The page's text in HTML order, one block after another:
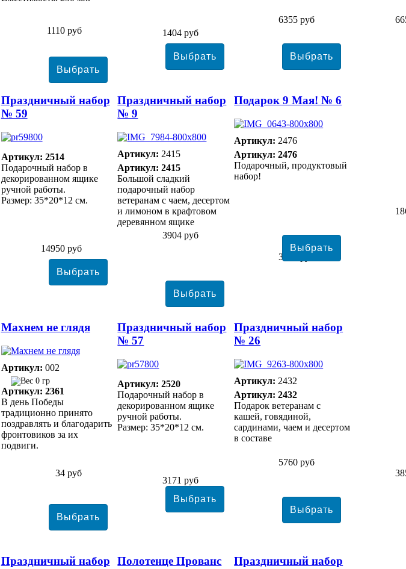
1110 руб 1404 руб
6355 руб
14950 руб
Праздничный набор
№ 59
Артикул: 2514
Подарочный набор в
декорированном ящике
ручной работы.
Размер: 35*20*12 см.
3904 руб
Праздничный набор
№ 9
Артикул: 2415
Артикул: 2415
Большой сладкий
подарочный набор
ветеранам с чаем, десертом
и лимоном в крафтовом
деревянном ящике
3807 руб
Подарок 9 Мая! № 6
Артикул: 2476
Артикул: 2476
Подарочный, продуктовый
набор!
34 руб
Махнем не глядя
Артикул: 002
0 гр
Артикул: 2361
В день Победы
традиционно принято
поздравлять и благодарить
фронтовиков за их
подвиги.
3171 руб
Праздничный набор
№ 57
Артикул: 2520
Подарочный набор в
декорированном ящике
ручной работы.
Размер: 35*20*12 см.
5760 руб
Праздничный набор
№ 26
Артикул: 2432
Артикул: 2432
Подарок ветеранам с
кашей, говядиной,
сардинами, чаем и десертом
в составе
Праздничный набор
Полотенце Прованс
Праздничный набор